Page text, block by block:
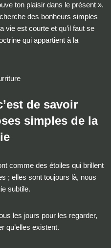
ton plaisir dans le présent ».
des bonheurs simples
vie est courte et qu’il faut se
qui appartient à la
de savoir
simples de la
comme des étoiles qui brillent
; elles sont toujours là, nous
subtile.
les jours pour les regarder,
qu’elles existent.